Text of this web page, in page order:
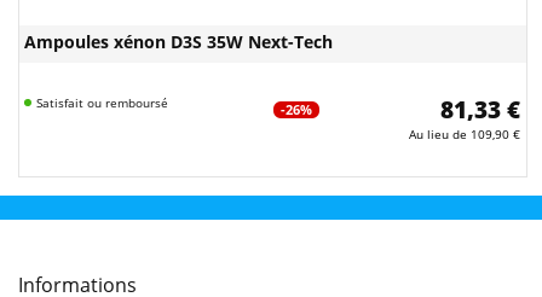
Ampoules xénon D3S 35W Next-Tech
Satisfait ou remboursé -26% 81,33 €
Au lieu de 109,90 €
Informations